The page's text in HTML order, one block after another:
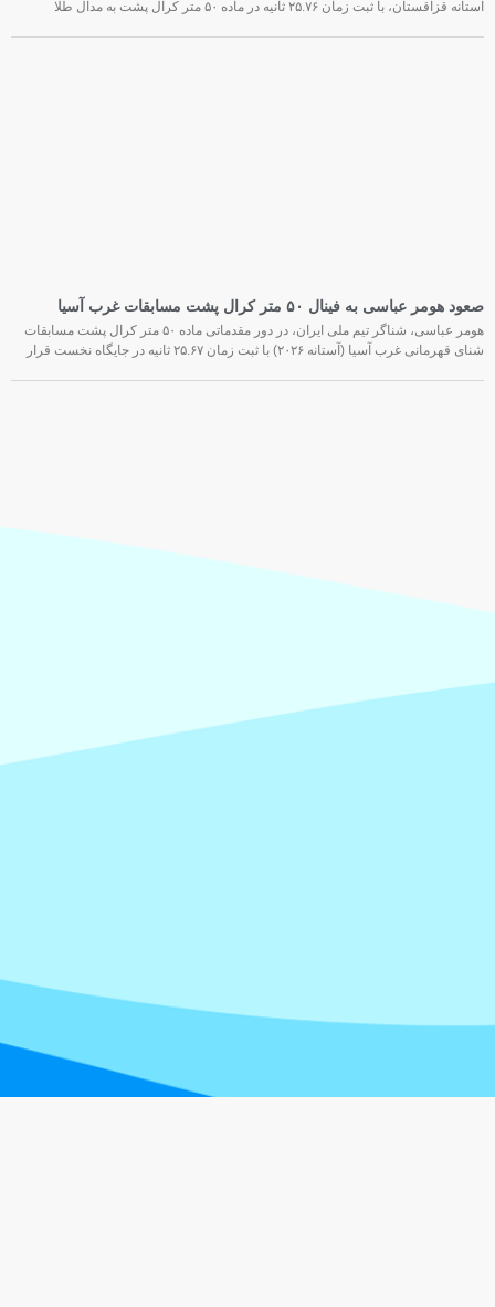
آستانه قزاقستان، با ثبت زمان ۲۵.۷۶ ثانیه در ماده ۵۰ متر کرال پشت به مدال طلا
صعود هومر عباسی به فینال ۵۰ متر کرال پشت مسابقات غرب آسیا
هومر عباسی، شناگر تیم ملی ایران، در دور مقدماتی ماده ۵۰ متر کرال پشت مسابقات
شنای قهرمانی غرب آسیا (آستانه ۲۰۲۶) با ثبت زمان ۲۵.۶۷ ثانیه در جایگاه نخست قرار